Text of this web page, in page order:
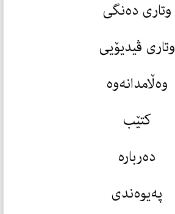
وتاری دەنگی
وتاری ڤیدیۆیی
وەڵامدانەوە
کتێب
دەربارە
پەیوەندی